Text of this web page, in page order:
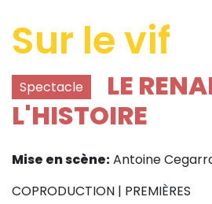
Sur le feu
(Actualités, annonces, vie
Sur le vif
Sur le fond
(Fonctionnement, gouvernance,
Sur le vif
Spectacle
LE
L'HISTOIRE
Mise en scène:Antoine
COPRODUCTION | PREMIÈRES